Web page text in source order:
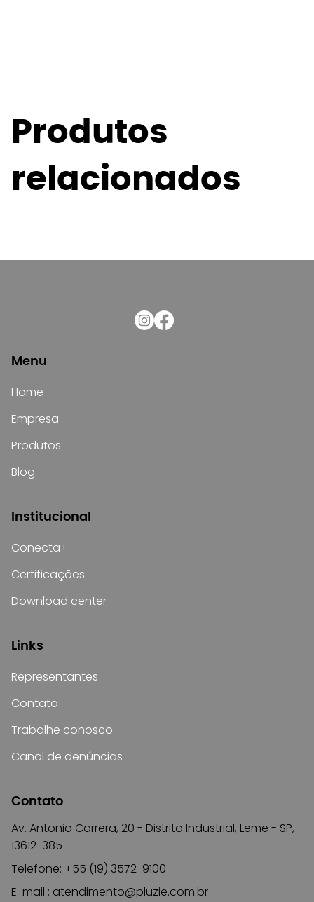
Produtos
relacionados
Menu
Home
Empresa
Produtos
Blog
Institucional
Conecta+
Certificações
Download center
Links
Representantes
Contato
Trabalhe conosco
Canal de denúncias
Contato
Av. Antonio Carrera, 20 - Distrito Industrial, Leme - SP,
13612-385
Telefone: +55 (19) 3572-9100
E-mail : atendimento@pluzie.com.br